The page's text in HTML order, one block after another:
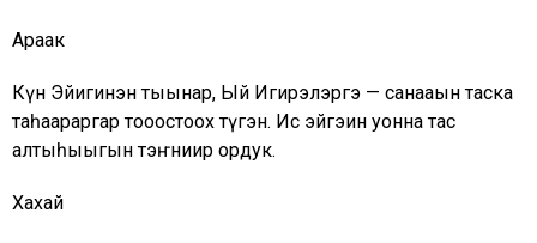
Араак
Күн Эйигинэн тыынар, Ый Игирэлэргэ — санааҕын таска
таһаараргар тоҕоостоох түгэн. Ис эйгэҕин уонна тас
алтыһыыгын тэҥниир ордук.
Хахай